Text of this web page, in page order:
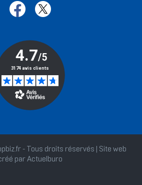
- Tous droits réservés | Site web
par Actuelburo